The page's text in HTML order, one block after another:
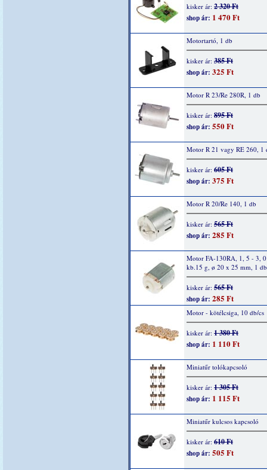
kisker ár: 2 320 Ft
shop ár: 1 470 Ft
Motortartó, 1 db
kisker ár: 385 Ft
shop ár: 325 Ft
Motor R 23/Re 280R, 1 db
kisker ár: 895 Ft
shop ár: 550 Ft
Motor R 21 vagy RE 260, 1
kisker ár: 605 Ft
shop ár: 375 Ft
Motor R 20/Re 140, 1 db
kisker ár: 565 Ft
shop ár: 285 Ft
Motor FA-130RA, 1, 5 - 3,
kb.15 g, ø 20 x 25 mm, 1 db
kisker ár: 565 Ft
shop ár: 285 Ft
Motor - kötélcsiga, 10 db/cs
kisker ár: 1 380 Ft
shop ár: 1 110 Ft
Miniatűr tolókapcsoló
kisker ár: 1 305 Ft
shop ár: 1 115 Ft
Miniatűr kulcsos kapcsoló
kisker ár: 610 Ft
shop ár: 505 Ft